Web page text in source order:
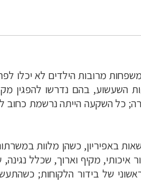
מרובות הילדים לא יכלו
השעשוע, בהם נדרשו להפגין
כל השקעה הייתה נרשמת
באפיריון, כשהן מלוות
איכותי, מקיף וארוך, שכלל
של בידור הלקוחות;